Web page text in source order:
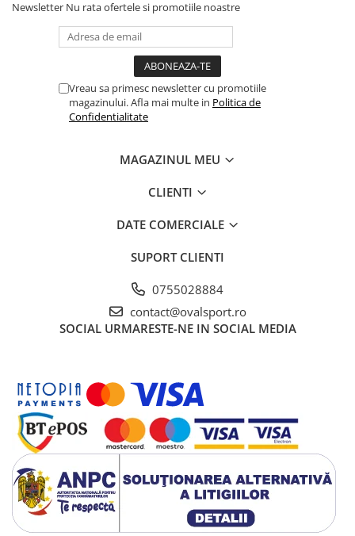
Newsletter Nu rata ofertele si promotiile noastre
Vreau sa primesc newsletter cu promotiile
magazinului. Afla mai multe in Politica de
Confidentialitate
MAGAZINUL MEU
CLIENTI
DATE COMERCIALE
SUPORT CLIENTI
0755028884
contact@ovalsport.ro
SOCIAL URMARESTE-NE IN SOCIAL MEDIA